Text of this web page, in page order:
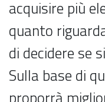
acquisire più
quanto
di decidere se
Sulla base di